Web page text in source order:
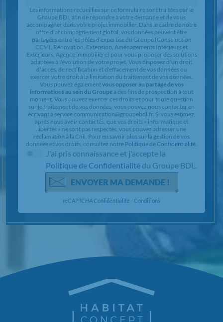
Les informations recueillies sur ce formulaire sont traitées par le
Groupe BDL afin de répondre à votre demande et de vous
accompagner dans votre projet immobilier. Dans le cadre de notre
offre d'accompagnement global, vos données peuvent être
partagées entre les pôles d'expertise du Groupe (Construction
CCMI, Rénovation, Extension, Aménagements Intérieurs et
Extérieurs, Agence immobilière) pour vous proposer des solutions
adaptées à l'évolution de votre projet. Vous disposez d'un droit
d'accès, de rectification et d'effacement de vos données ou
exercer votre droit à la limitation du traitement de vos données.
Vous pouvez égalementvous opposer au partage de vos
informations au sein du Groupe à des fins de prospection à tout
moment. Vous pouvez exercer ces droits et pour toute question
sur le traitement de vos données, vous pouvez nous contacter en
écrivant à service communication@groupebdl.fr. Si vous estimez,
après nous avoir contactés, que vos droits « informatique et
libertés » ne sont pas respectés, vous pouvez adresser une
réclamation à la Cnil. Pour en savoir plus sur la gestion de vos
données et vos droits, consultez notre Politique de Confidentialité.
J'ai pris connaissance et j'accepte la
Politique de Confidentialité du Groupe BDL.
ENVOYER MA DEMANDE !
reCAPTCHAConfidentialité - Conditions